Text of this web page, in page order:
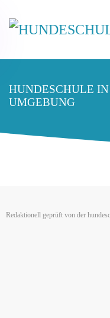
HUNDESCHULE
UMGEBUNG
Redaktionell geprüft von der